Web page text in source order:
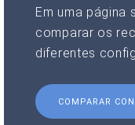
Em uma página
comparar os
diferentes
COMPARAR